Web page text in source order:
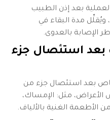
بعد إذن الطبيب
ويُقلِّل مدة البقاء في
الإصابة بالعدوى.
بعد استئصال جزء
خاص بعد استئصال جزء من
الأعراض، مثل: الإمساك،
الأطعمة الغنية بالألياف.